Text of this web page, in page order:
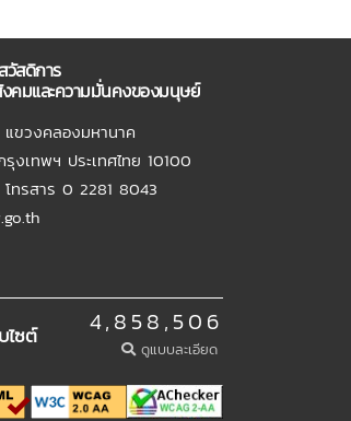
สดิการ
คมและความมั่นคงของมนุษย์
ขวงคลองมหานาค
งเทพฯ ประเทศไทย 10100
ทรสาร 0 2281 8043
ไซต์ 4,858,506
ดูแบบละเอียด